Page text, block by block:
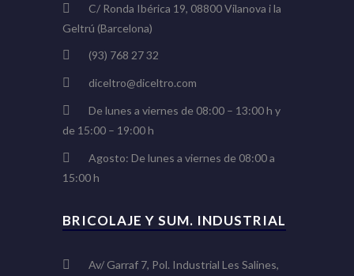
C/ Ronda Ibérica 19, 08800 Vilanova i la
Geltrú (Barcelona)
(93) 768 27 32
diceltro@diceltro.com
De lunes a viernes de 08:00 – 13:00 h y
de 15:00 – 19:00 h
Agosto: De lunes a viernes de 08:00 a
15:00 h
BRICOLAJE Y SUM. INDUSTRIAL
Av/ Garraf 7, Pol. Industrial Les Salines,